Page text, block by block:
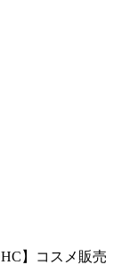
】コスメ販売